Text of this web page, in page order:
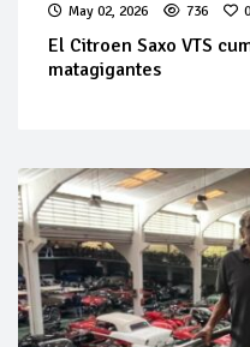
May 02, 2026 736 0
El Citroen Saxo VTS
matagigantes